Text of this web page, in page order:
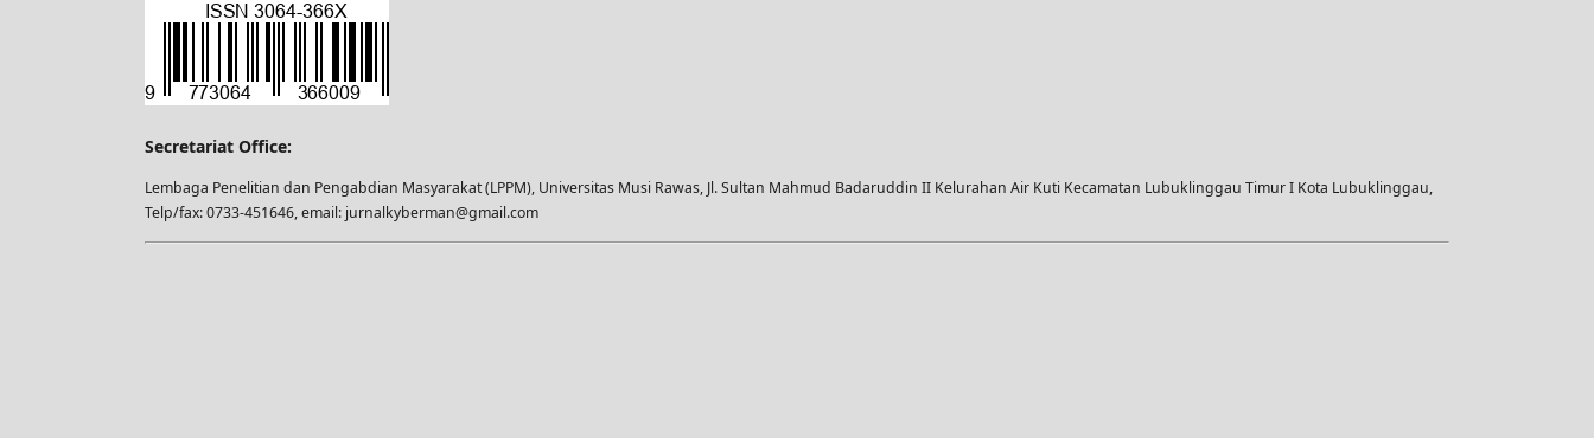
Secretariat Office:
Lembaga Penelitian dan Pengabdian Masyarakat (LPPM), Universitas Musi Rawas, Jl. Sultan Mahmud Badaruddin II Kelurahan Air Kuti Kecamatan Lubuklinggau Timur I Kota Lubuklinggau,
Telp/fax: 0733-451646, email: jurnalkyberman@gmail.com